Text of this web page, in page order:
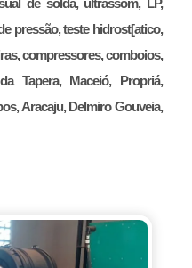
pressão, teste hidrost[atico,
compressores, comboios,
Tapera, Maceió, Propriá,
Aracaju, Delmiro Gouveia,